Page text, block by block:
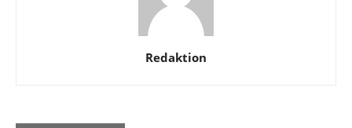
Redaktion